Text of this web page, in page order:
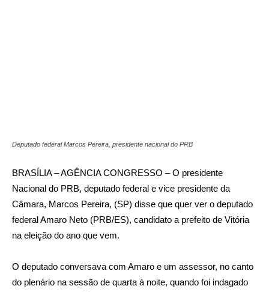
Deputado federal Marcos Pereira, presidente nacional do PRB
BRASÍLIA – AGÊNCIA CONGRESSO – O presidente
Nacional do PRB, deputado federal e vice presidente da
Câmara, Marcos Pereira, (SP) disse que quer ver o deputado
federal Amaro Neto (PRB/ES), candidato a prefeito de Vitória
na eleição do ano que vem.
O deputado conversava com Amaro e um assessor, no canto
do plenário na sessão de quarta à noite, quando foi indagado